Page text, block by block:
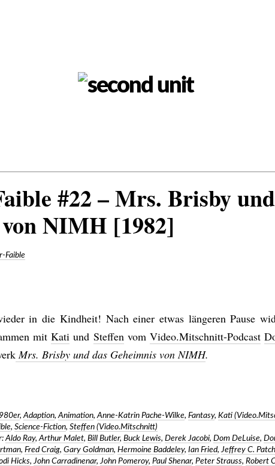
#22 – Mrs. Brisby
NIMH [1982]
Faible
in die Kindheit! Nach einer etwas längeren Pause
mitKati und Steffenvom Video.Mitschnitt-Podcast
Mrs. Brisby und das Geheimnis von NIMH.
,Adaption,Animation,Anne-Katrin Pache-Wilke,Fantasy,Kati
,Science-Fiction,Steffen (Video.Mitschnitt)
Aldo Ray,Arthur Malet,Bill Butler,Buck Lewis,Derek Jacobi,Dom DeLuise,
,Fred Craig,Gary Goldman,Hermoine Baddeley,Ian Fried,Jeffrey C.
Hicks,John Carradinenar,John Pomeroy,Paul Shenar,Peter Strauss,Robert